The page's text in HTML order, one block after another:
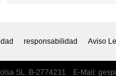
responsabilidad Aviso
SL B-2774231 E-Mail: